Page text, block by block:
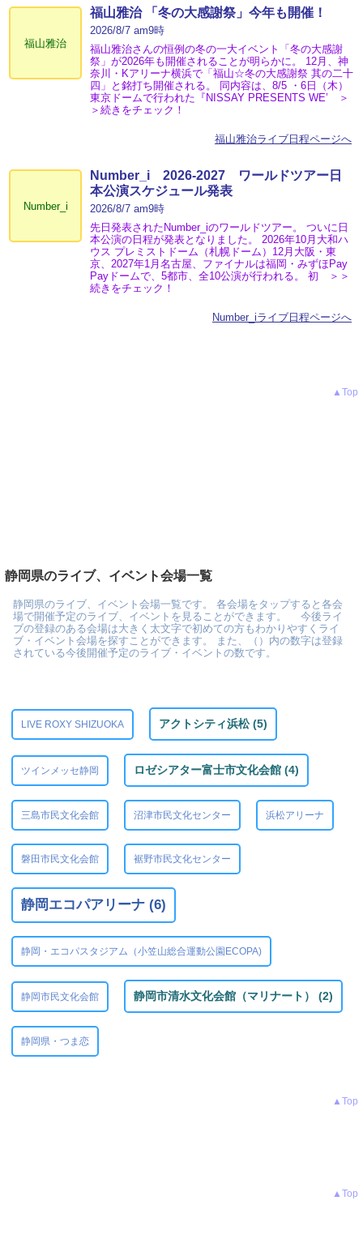
福山雅治
福山雅治 「冬の⼤感謝祭」今年も開催！
2026/8/7 am9時
福山雅治さんの恒例の冬の一大イベント「冬の⼤感謝
祭」が2026年も開催されることが明らかに。 12月、神
奈川・Kアリーナ横浜で「福山☆冬の大感謝祭 其の二十
四」と銘打ち開催される。 同内容は、8/5 ・6日（木）
東京ドームで行われた『NISSAY PRESENTS WE’ ＞
＞続きをチェック！
福山雅治ライブ日程ページへ
Number_i
Number_i 2026‐2027 ワールドツアー日
本公演スケジュール発表
2026/8/7 am9時
先日発表されたNumber_iのワールドツアー。 ついに日
本公演の日程が発表となりました。 2026年10月大和ハ
ウス プレミストドーム（札幌ドーム）12月大阪・東
京、2027年1月名古屋、ファイナルは福岡・みずほPay
Payドームで、5都市、全10公演が行われる。 初 ＞＞
続きをチェック！
Number_iライブ日程ページへ
▲Top
静岡県のライブ、イベント会場一覧
静岡県のライブ、イベント会場一覧です。 各会場をタップすると各会
場で開催予定のライブ、イベントを見ることができます。 今後ライ
ブの登録のある会場は大きく太文字で初めての方もわかりやすくライ
ブ・イベント会場を探すことができます。 また、（）内の数字は登録
されている今後開催予定のライブ・イベントの数です。
LIVE ROXY SHIZUOKA アクトシティ浜松 (5)
ツインメッセ静岡 ロゼシアター富士市文化会館 (4)
三島市民文化会館 沼津市民文化センター 浜松アリーナ
磐田市民文化会館 裾野市民文化センター
静岡エコパアリーナ (6)
静岡・エコパスタジアム（小笠山総合運動公園ECOPA)
静岡市民文化会館 静岡市清水文化会館（マリナート） (2)
静岡県・つま恋
▲Top
▲Top